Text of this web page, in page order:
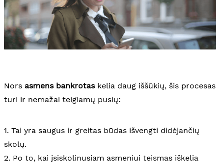
Nors asmens bankrotaskelia daug iššūkių, šis procesas
turi ir nemažai teigiamų pusių:
1. Tai yra saugus ir greitas būdas išvengti didėjančių
skolų.
2. Po to, kai įsiskolinusiam asmeniui teismas iškelia